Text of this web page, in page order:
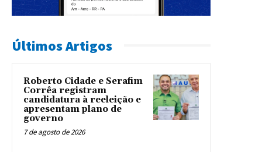
Últimos Artigos
Roberto Cidade e Serafim
Corrêa registram
candidatura à reeleição e
apresentam plano de
governo
7 de agosto de 2026